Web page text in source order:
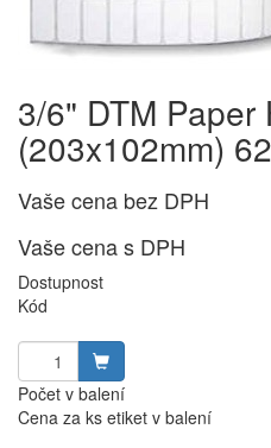
3/6" DTM
(203x102mm)
Vaše cena bez DPH
Vaše cena s DPH
Dostupnost
Kód
Počet v balení
Cena za ks etiket v balení